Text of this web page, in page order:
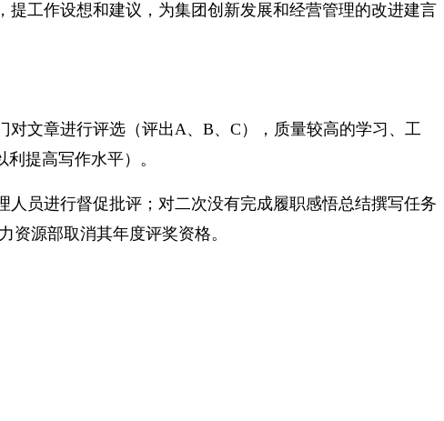
工作设想和建议，为集团创新发展和经营管理的改进建言
文章进行评选（评出A、B、C），质量较高的学习、工
提高写作水平）。
员进行督促批评；对二次没有完成履职感悟总结撰写任务
源部取消其年度评奖资格。